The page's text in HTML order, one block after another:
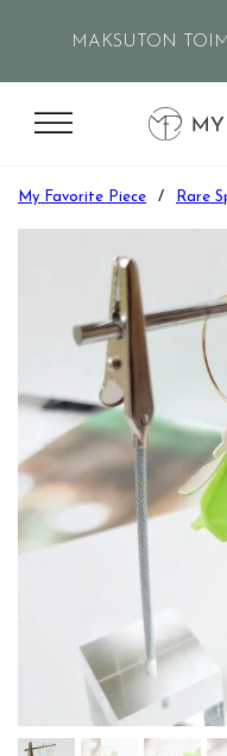
MAKSUTON
My Favorite Piece / Rare